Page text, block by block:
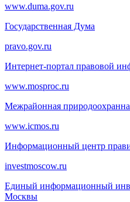
www.duma.gov.ru
Государственная Дума
pravo.gov.ru
Интернет-портал правовой
www.mosproc.ru
Межрайонная
www.icmos.ru
Информационный центр
investmoscow.ru
Единый информационный
Москвы